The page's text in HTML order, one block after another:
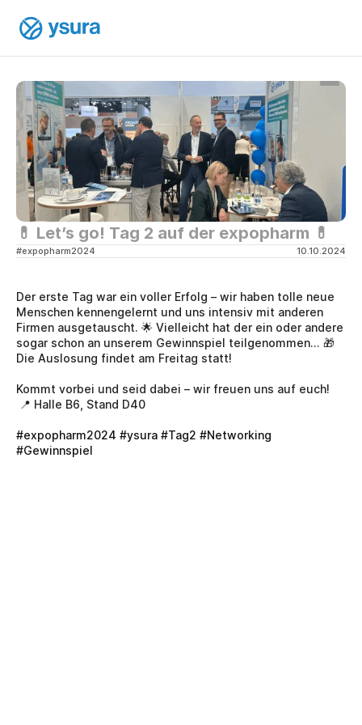
💊 Let’s go! Tag 2 auf der expopharm 💊
#expopharm2024 10.10.2024
Der erste Tag war ein voller Erfolg – wir haben tolle neue
Menschen kennengelernt und uns intensiv mit anderen
Firmen ausgetauscht. 🌟 Vielleicht hat der ein oder andere
sogar schon an unserem Gewinnspiel teilgenommen... 🎁
Die Auslosung findet am Freitag statt!
Kommt vorbei und seid dabei – wir freuen uns auf euch!
📍 Halle B6, Stand D40
#expopharm2024 #ysura #Tag2 #Networking
#Gewinnspiel